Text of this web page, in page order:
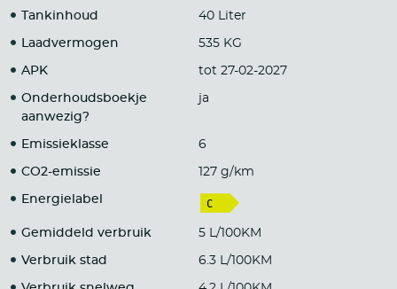
Tankinhoud 40 Liter
Laadvermogen 535 KG
APK tot 27-02-2027
Onderhoudsboekje
aanwezig?
ja
Emissieklasse 6
CO2-emissie 127 g/km
Energielabel
Gemiddeld verbruik 5 L/100KM
Verbruik stad 6.3 L/100KM